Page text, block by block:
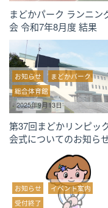
まどかパーク ランニン
会 令和7年8月度 結果
お知らせ
まどかパーク
総合体育館
-2025年9月13日
第37回まどかリンピッ
会式についてのお知ら
お知らせ
イベント案内
受付終了